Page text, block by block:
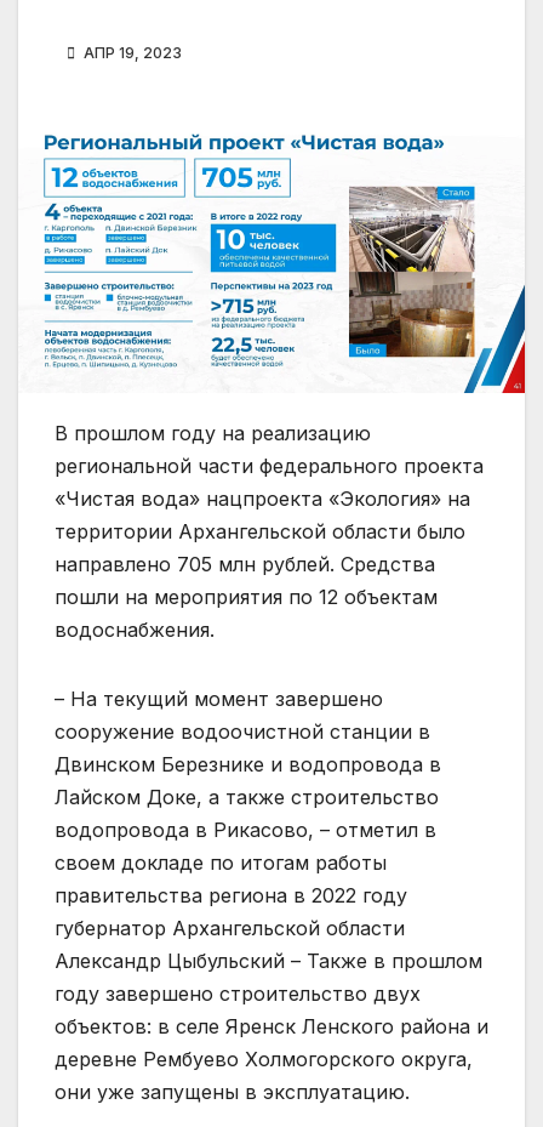
АПР 19, 2023
В прошлом году на реализацию
региональной части федерального проекта
«Чистая вода» нацпроекта «Экология» на
территории Архангельской области было
направлено 705 млн рублей. Средства
пошли на мероприятия по 12 объектам
водоснабжения.
– На текущий момент завершено
сооружение водоочистной станции в
Двинском Березнике и водопровода в
Лайском Доке, а также строительство
водопровода в Рикасово, – отметил в
своем докладе по итогам работы
правительства региона в 2022 году
губернатор Архангельской области
Александр Цыбульский – Также в прошлом
году завершено строительство двух
объектов: в селе Яренск Ленского района и
деревне Рембуево Холмогорского округа,
они уже запущены в эксплуатацию.